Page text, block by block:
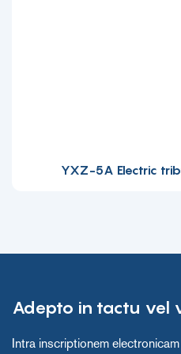
YXZ-5A Electric
Adepto in tactu vel
Intra inscriptionem